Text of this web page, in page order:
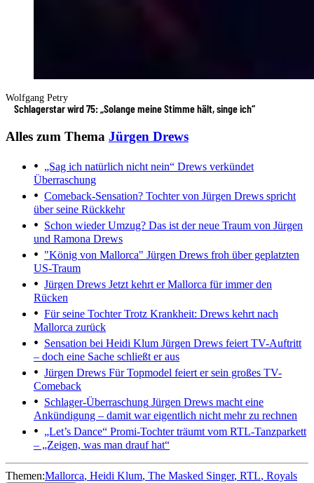
Wolfgang Petry
Schlagerstar wird 75: „Solange meine Stimme hält, singe ich“
Alles zum Thema Jürgen Drews
„Sag ich natürlich nicht nein“ Drews verkündet
Überraschung
Comeback-Sensation? Tochter von Jürgen Drews spricht
über seine Rückkehr
Schon wieder Umzug? Das ist der neue Traum von Jürgen
und Ramona Drews
"König von Mallorca" Jürgen Drews froh über geplatzten
US-Traum
Jürgen Drews Jetzt kehrt er Mallorca für immer den
Rücken
Für seine TochterTrotz Krankheit: Drews kehrt nach
Mallorca zurück
Sensation bei Heidi Klum Jürgen Drews feiert TV-Auftritt
– doch eine Sache schließt er aus
Jürgen Drews Für Topmodel feiert er sein großes TV-
Comeback
Schlager-Überraschung Jürgen Drews macht eine
Ankündigung – damit war eigentlich nicht mehr zu rechnen
„Let’s Dance“ Promi-Tochter träumt vom RTL-Tanzparkett
– „Zeigen, was man drauf hat“
Themen:Mallorca Heidi Klum The Masked Singer RTL Royals